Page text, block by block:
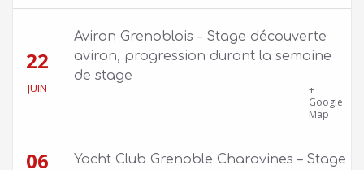
22
JUIN
Aviron Grenoblois – Stage découverte
aviron, progression durant la semaine
de stage
+
Google
Map
06
Yacht Club Grenoble Charavines – Stage